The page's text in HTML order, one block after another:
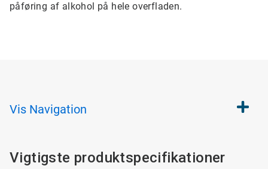
påføring af alkohol på hele overfladen.
Vis Navigation
Vigtigste produktspecifikationer